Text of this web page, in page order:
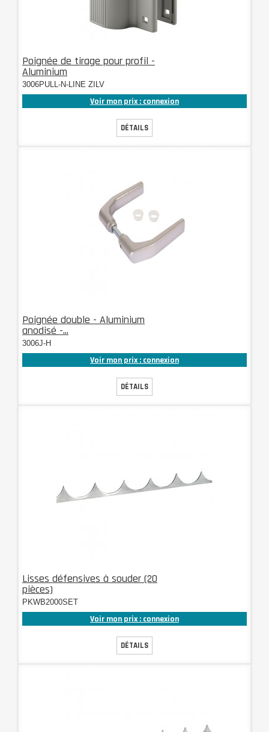
Poignée de tirage pour profil -
Aluminium
3006PULL-N-LINE ZILV
Voir mon prix : connexion
DÉTAILS
Poignée double - Aluminium
anodisé -...
3006J-H
Voir mon prix : connexion
DÉTAILS
Lisses défensives à souder (20
pièces)
PKWB2000SET
Voir mon prix : connexion
DÉTAILS